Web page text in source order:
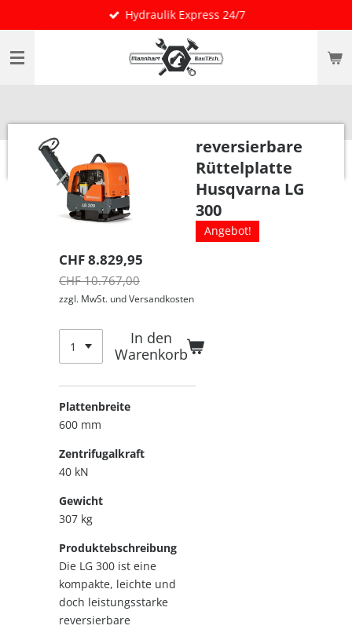
Hauptinhalt
springen
Hydraulik Express 24/7
reversierbare
Rüttelplatte
Husqvarna LG
300
Angebot!
CHF 8.829,95
CHF 10.767,00
zzgl. MwSt. und Versandkosten
In den
Warenkorb
Plattenbreite
600 mm
Zentrifugalkraft
40 kN
Gewicht
307 kg
Produktebschreibung
Die LG 300 ist eine
kompakte, leichte und
doch leistungsstarke
reversierbare